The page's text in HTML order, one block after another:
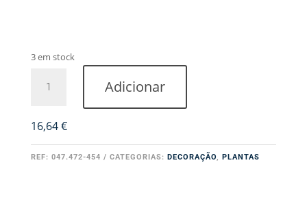
3 em stock
Delphinium
Branco
Adicionar
16,64€
REF: 047.472-454 CATEGORIAS: DECORAÇÃO, PLANTAS